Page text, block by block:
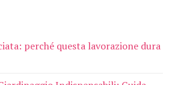
perché questa lavorazione dura